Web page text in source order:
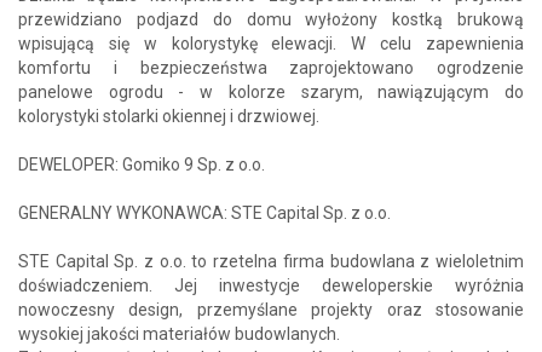
przewidziano podjazd do domu wyłożony kostką brukową
wpisującą się w kolorystykę elewacji. W celu zapewnienia
komfortu i bezpieczeństwa zaprojektowano ogrodzenie
panelowe ogrodu - w kolorze szarym, nawiązującym do
kolorystyki stolarki okiennej i drzwiowej.
DEWELOPER: Gomiko 9 Sp. z o.o.
GENERALNY WYKONAWCA: STE Capital Sp. z o.o.
STE Capital Sp. z o.o. to rzetelna firma budowlana z wieloletnim
doświadczeniem. Jej inwestycje deweloperskie wyróżnia
nowoczesny design, przemyślane projekty oraz stosowanie
wysokiej jakości materiałów budowlanych.